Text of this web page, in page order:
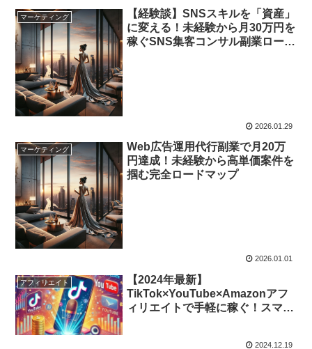
マーケティング
【経験談】SNSスキルを「資産」
に変える！未経験から月30万円を
稼ぐSNS集客コンサル副業ロード
2026.01.29
マーケティング
Web広告運用代行副業で月20万
円達成！未経験から高単価案件を
掴む完全ロードマップ
2026.01.01
アフィリエイト
【2024年最新】
TikTok×YouTube×Amazonアフ
ィリエイトで手軽に稼ぐ！スマホ
2024.12.19